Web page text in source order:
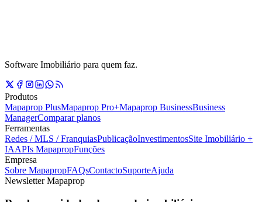
Software Imobiliário para quem faz.
Produtos
Mapaprop PlusMapaprop Pro+Mapaprop BusinessBusiness
ManagerComparar planos
Ferramentas
Redes / MLS / FranquiasPublicaçãoInvestimentosSite Imobiliário +
IAAPIs MapapropFunções
Empresa
Sobre MapapropFAQsContactoSuporteAjuda
Newsletter Mapaprop